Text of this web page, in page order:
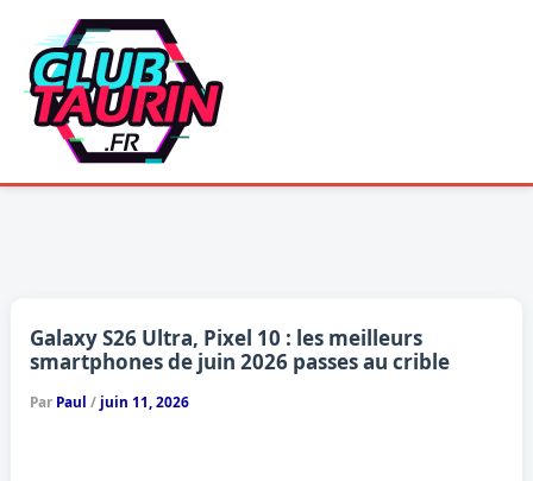
contenu
Galaxy S26 Ultra, Pixel 10 : les meilleurs
smartphones de juin 2026 passes au crible
Par Paul / juin 11, 2026